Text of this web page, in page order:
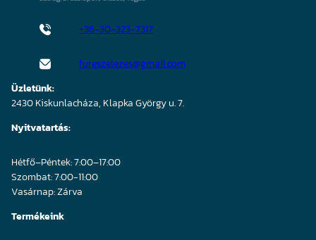
+36-30-323-7317
fureszelezes@gmail.com
Üzletünk:
2430 Kiskunlacháza, Klapka György u. 7.
Nyitvatartás:
Hétfő–Péntek: 7:00–17:00
Szombat: 7:00-11:00
Vasárnap: Zárva
Termékeink